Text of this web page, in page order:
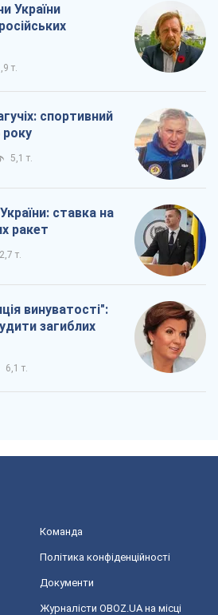
України
т.
спортивний
року
5,1 т.
ставка на
ракет
2,7 т.
винуватості":
загиблих
6,1 т.
Команда
Політика конфіденційності
Документи
Журналісти OBOZ.UA на місці